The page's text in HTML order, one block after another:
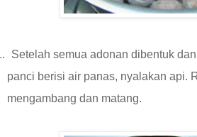
Setelah semua adonan dibentuk
panci berisi air panas, nyalakan api.
mengambang dan matang.